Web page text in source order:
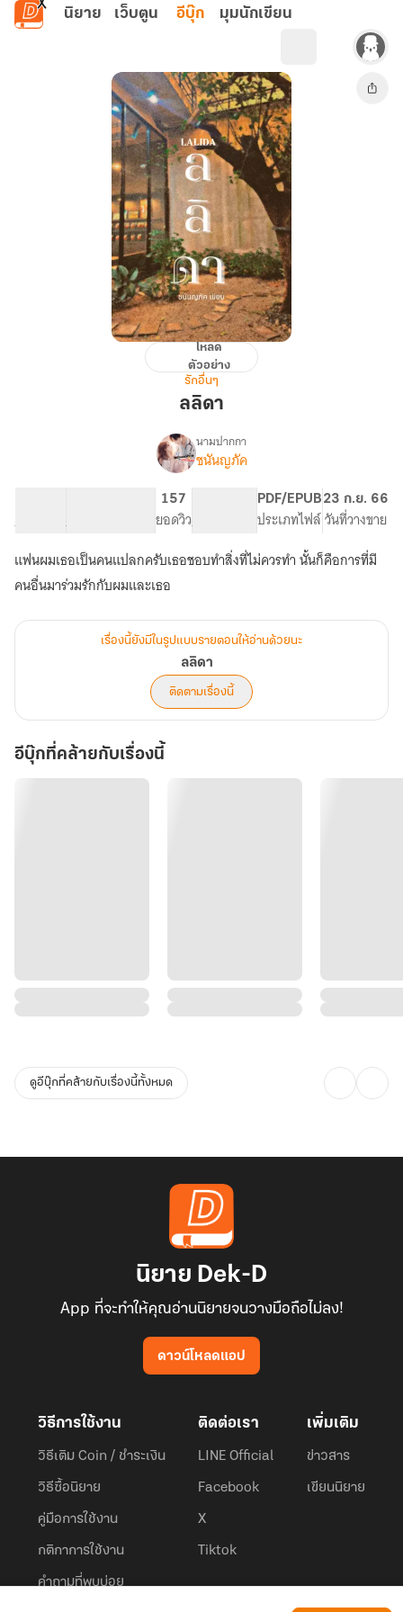
ข้ามไปยังเนื้อหาหลัก
นิยาย เว็บตูน อีบุ๊ก มุมนักเขียน
โหลด
ตัวอย่าง
รักอื่นๆ
ลลิดา
เรื่อง
นามปากกา
ชนันญภัค
จำนวนคำ จำนวนหน้า (A5)
157
ยอดวิวระดับเนื้อหา
PDF/EPUB
ประเภทไฟล์
23 ก.ย. 66
วันที่วางขาย
แฟนผมเธอเป็นคนแปลกครับเธอชอบทำสิ่งที่ไม่ควรทำ นั้นก็คือการที่มี
คนอื่นมาร่วมรักกับผมและเธอ
เรื่องนี้ยังมีในรูปแบบรายตอนให้อ่านด้วยนะ
ลลิดา
ติดตามเรื่องนี้
อีบุ๊กที่คล้ายกับเรื่องนี้
ดูอีบุ๊กที่คล้ายกับเรื่องนี้ทั้งหมด
นิยาย Dek-D
App ที่จะทำให้คุณอ่านนิยายจนวางมือถือไม่ลง!
ดาวน์โหลดแอป
วิธีการใช้งาน
วิธีเติม Coin / ชำระเงิน
วิธีซื้อนิยาย
คู่มือการใช้งาน
กติกาการใช้งาน
คำถามที่พบบ่อย
ติดต่อเรา
LINE Official
Facebook
X
Tiktok
เพิ่มเติม
ข่าวสาร
เขียนนิยาย